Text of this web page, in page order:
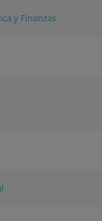
y Finanzas